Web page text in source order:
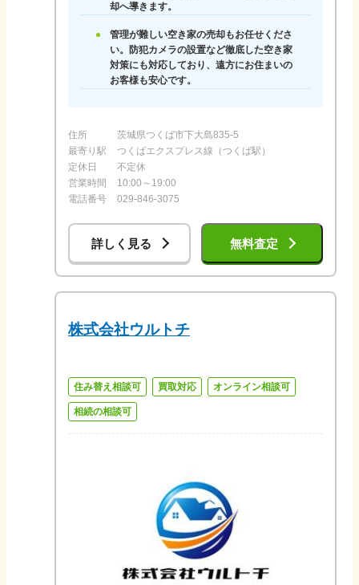
却へ導きます。
管理が難しい空き家の売却もお任せくださ
い。防犯カメラの設置など徹底した空き家
対策にも対応しており、遠方にお住まいの
お客様も安心です。
住所
茨城県つくば市下大島835-5
最寄り駅
つくばエクスプレス線（つくば駅）
定休日
不定休
営業時間
10:00～19:00
電話番号
029-846-3075
詳しく見る 無料査定
株式会社ウルトチ
住み替え相談可 買取対応 オンライン相談可
相続の相談可